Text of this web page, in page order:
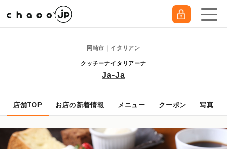
岡崎市｜イタリアン
クッチーナイタリアーナ
Ja-Ja
店舗TOP お店の新着情報 メニュー クーポン 写真